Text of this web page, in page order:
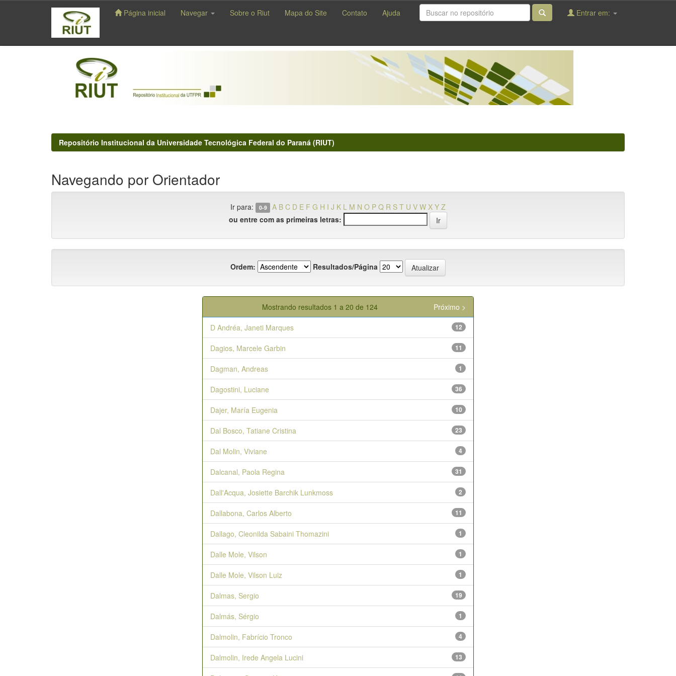
navigation
Página inicial Navegar Sobre o Riut Mapa do Site Contato Ajuda Entrar em:
Repositório Institucional da Universidade Tecnológica Federal do Paraná (RIUT)
Navegando por Orientador
Ir para: 0-9 A B C D E F G H I J K L M N O P Q R S T U V W X Y Z
ou entre com as primeiras letras:
Ordem: Resultados/Página
Mostrando resultados 1 a 20 de 124 Próximo >
D Andréa, Janeti Marques 12
Dagios, Marcele Garbin 11
Dagman, Andreas 1
Dagostini, Luciane 36
Dajer, María Eugenia 10
Dal Bosco, Tatiane Cristina 23
Dal Molin, Viviane 4
Dalcanal, Paola Regina 31
Dall'Acqua, Josiette Barchik Lunkmoss 2
Dallabona, Carlos Alberto 11
Dallago, Cleonilda Sabaini Thomazini 1
Dalle Mole, Vilson 1
Dalle Mole, Vilson Luiz 1
Dalmas, Sergio 19
Dalmás, Sérgio 1
Dalmolin, Fabrício Tronco 4
Dalmolin, Irede Angela Lucini 13